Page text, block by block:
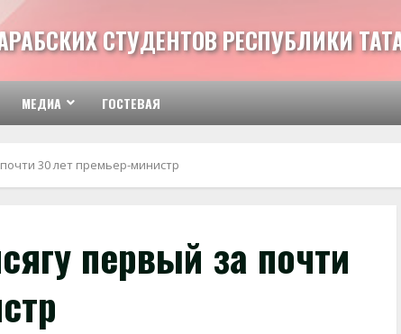
СТУДЕНТОВ РЕСПУБЛИКИ
МЕДИА ГОСТЕВАЯ
30 лет премьер-министр
первый за почти